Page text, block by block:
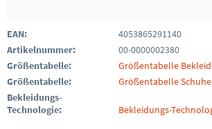
EAN:
4053865291140
Artikelnummer:
00-0000002380
Größentabelle:
Größentabelle
Größentabelle:
Größentabelle Schuhe
Bekleidungs-
Technologie:
Bekleidungs-